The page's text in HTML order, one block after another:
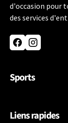
d'occasion pour
des services
FacebookInstagram
Sports
Liens rapides